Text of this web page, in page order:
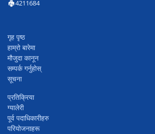
4211684
गृह पृष्ठ
हाम्रो बारेमा
मौजुदा कानून
सम्पर्क गर्नुहोस्
सूचना
प्रतिक्रिया
ग्यालेरी
पूर्व पदाधिकारीहरु
परियोजनाहरू